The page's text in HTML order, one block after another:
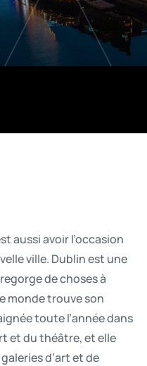
aussi avoir l’occasion
ville. Dublin est une
de choses à
monde trouve son
toute l’année dans
et du théâtre, et elle
d’art et de